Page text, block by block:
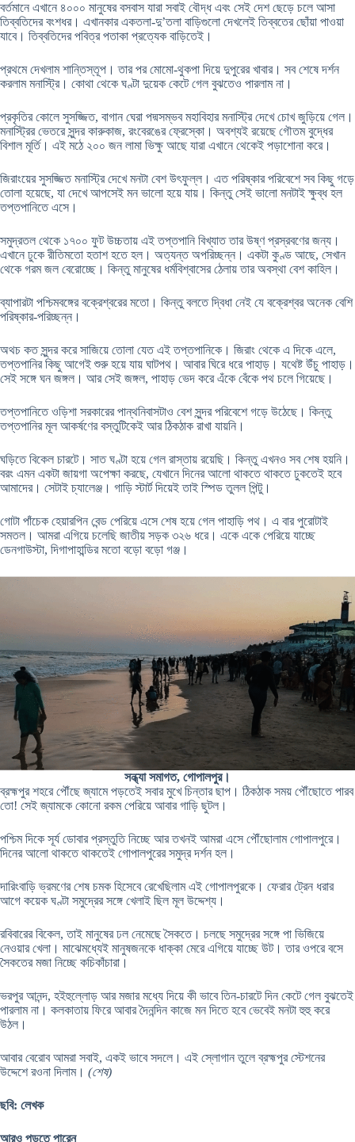
বর্তমানে এখানে ৪০০০ মানুষের বসবাস যারা সবাই বৌদ্ধ এবং সেই দেশ ছেড়ে চলে আসা
তিব্বতিদের বংশধর। এখানকার একতলা-দু’তলা বাড়িগুলো দেখলেই তিব্বতের ছোঁয়া পাওয়া
যাবে। তিব্বতিদের পবিত্র পতাকা প্রত্যেক বাড়িতেই।
প্রথমে দেখলাম শান্তিস্তূপ। তার পর মোমো-থুকপা দিয়ে দুপুরের খাবার। সব শেষে দর্শন
করলাম মনাস্ট্রি। কোথা থেকে ঘণ্টা দুয়েক কেটে গেল বুঝতেও পারলাম না।
প্রকৃতির কোলে সুসজ্জিত, বাগান ঘেরা পদ্মসম্ভব মহাবিহার মনাস্ট্রি দেখে চোখ জুড়িয়ে গেল।
মনাস্ট্রির ভেতরে সুন্দর কারুকাজ, রংবেরঙের ফ্রেস্কো। অবশ্যই রয়েছে গৌতম বুদ্ধের
বিশাল মূর্তি। এই মঠে ২০০ জন লামা ভিক্ষু আছে যারা এখানে থেকেই পড়াশোনা করে।
জিরাংয়ের সুসজ্জিত মনাস্ট্রি দেখে মনটা বেশ উৎফুল্ল। এত পরিষ্কার পরিবেশে সব কিছু গড়ে
তোলা হয়েছে, যা দেখে আপসেই মন ভালো হয়ে যায়। কিন্তু সেই ভালো মনটাই ক্ষুব্ধ হল
তপ্তপানিতে এসে।
সমুদ্রতল থেকে ১৭০০ ফুট উচ্চতায় এই তপ্তপানি বিখ্যাত তার উষ্ণ প্রস্রবণের জন্য।
এখানে ঢুকে রীতিমতো হতাশ হতে হল। অত্যন্ত অপরিচ্ছন্ন। একটা কুণ্ড আছে, সেখান
থেকে গরম জল বেরোচ্ছে। কিন্তু মানুষের ধর্মবিশ্বাসের ঠেলায় তার অবস্থা বেশ কাহিল।
ব্যাপারটা পশ্চিমবঙ্গের বক্রেশ্বরের মতো। কিন্তু বলতে দ্বিধা নেই যে বক্রেশ্বর অনেক বেশি
পরিষ্কার-পরিচ্ছন্ন।
অথচ কত সুন্দর করে সাজিয়ে তোলা যেত এই তপ্তপানিকে। জিরাং থেকে এ দিকে এলে,
তপ্তপানির কিছু আগেই শুরু হয়ে যায় ঘাটপথ। আবার ঘিরে ধরে পাহাড়। যথেষ্ট উঁচু পাহাড়।
সেই সঙ্গে ঘন জঙ্গল। আর সেই জঙ্গল, পাহাড় ভেদ করে এঁকে বেঁকে পথ চলে গিয়েছে।
তপ্তপানিতে ওড়িশা সরকারের পান্থনিবাসটাও বেশ সুন্দর পরিবেশে গড়ে উঠেছে। কিন্তু
তপ্তপানির মূল আকর্ষণের বস্তুটিকেই আর ঠিকঠাক রাখা যায়নি।
ঘড়িতে বিকেল চারটে। সাত ঘণ্টা হয়ে গেল রাস্তায় রয়েছি। কিন্তু এখনও সব শেষ হয়নি।
বরং এমন একটা জায়গা অপেক্ষা করছে, যেখানে দিনের আলো থাকতে থাকতে ঢুকতেই হবে
আমাদের। সেটাই চ্যালেঞ্জ। গাড়ি স্টার্ট দিয়েই তাই স্পিড তুলল পিন্টু।
গোটা পাঁচেক হেয়ারপিন বেন্ড পেরিয়ে এসে শেষ হয়ে গেল পাহাড়ি পথ। এ বার পুরোটাই
সমতল। আমরা এগিয়ে চলেছি জাতীয় সড়ক ৩২৬ ধরে। একে একে পেরিয়ে যাচ্ছে
ডেনগাউস্টা, দিগাপাহান্ডির মতো বড়ো বড়ো গঞ্জ।
সন্ধ্যা সমাগত, গোপালপুর।
ব্রহ্মপুর শহরে পৌঁছে জ্যামে পড়তেই সবার মুখে চিন্তার ছাপ। ঠিকঠাক সময় পৌঁছোতে পারব
তো! সেই জ্যামকে কোনো রকম পেরিয়ে আবার গাড়ি ছুটল।
পশ্চিম দিকে সূর্য ডোবার প্রস্তুতি নিচ্ছে আর তখনই আমরা এসে পৌঁছোলাম গোপালপুরে।
দিনের আলো থাকতে থাকতেই গোপালপুরের সমুদ্র দর্শন হল।
দারিংবাড়ি ভ্রমণের শেষ চমক হিসেবে রেখেছিলাম এই গোপালপুরকে। ফেরার ট্রেন ধরার
আগে কয়েক ঘণ্টা সমুদ্রের সঙ্গে খেলাই ছিল মূল উদ্দেশ্য।
রবিবারের বিকেল, তাই মানুষের ঢল নেমেছে সৈকতে। চলছে সমুদ্রের সঙ্গে পা ভিজিয়ে
নেওয়ার খেলা। মাঝেমধ্যেই মানুষজনকে ধাক্কা মেরে এগিয়ে যাচ্ছে উট। তার ওপরে বসে
সৈকতের মজা নিচ্ছে কচিকাঁচারা।
ভরপুর আনন্দ, হইহুল্লোড় আর মজার মধ্যে দিয়ে কী ভাবে তিন-চারটে দিন কেটে গেল বুঝতেই
পারলাম না। কলকাতায় ফিরে আবার দৈনন্দিন কাজে মন দিতে হবে ভেবেই মনটা হুহু করে
উঠল।
আবার বেরোব আমরা সবাই, একই ভাবে সদলে। এই স্লোগান তুলে ব্রহ্মপুর স্টেশনের
উদ্দেশে রওনা দিলাম। (শেষ)
ছবি: লেখক
আরও পড়তে পারেন